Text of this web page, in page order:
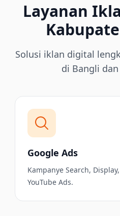
Layanan
Solusi iklan digital
di Bangli
Google Ads
Kampanye Search,
YouTube Ads.